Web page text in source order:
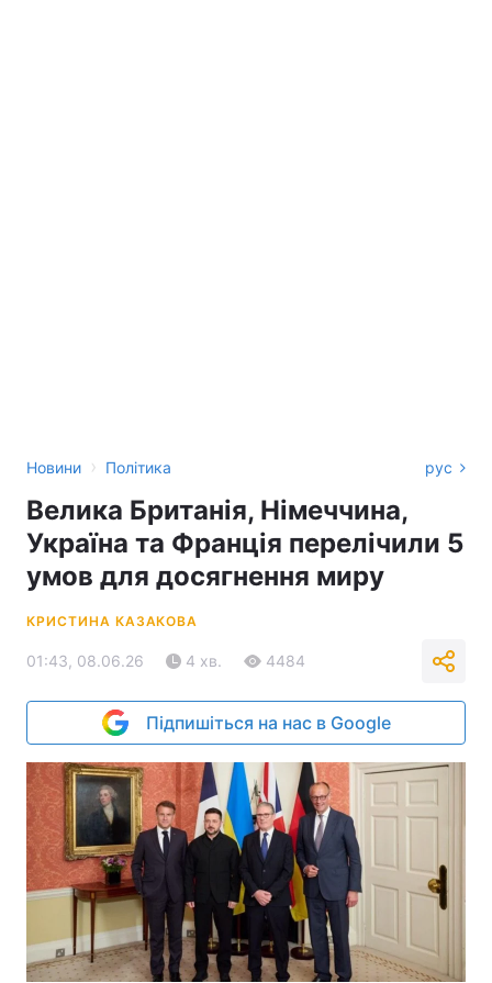
Новини › Політика рус
Велика Британія, Німеччина,
Україна та Франція перелічили 5
умов для досягнення миру
КРИСТИНА КАЗАКОВА
01:43, 08.06.26 4 хв. 4484
Підпишіться на нас в Google